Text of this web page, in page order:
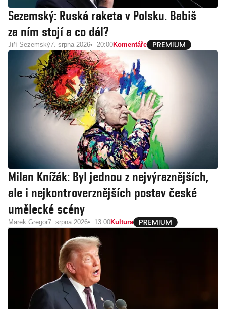
Sezemský: Ruská raketa v Polsku. Babiš
za ním stojí a co dál?
Jiří Sezemský7. srpna 2026 20:00Komentáře
Milan Knížák: Byl jednou z nejvýraznějších,
ale i nejkontroverznějších postav české
umělecké scény
Marek Gregor7. srpna 2026 13:00Kultura